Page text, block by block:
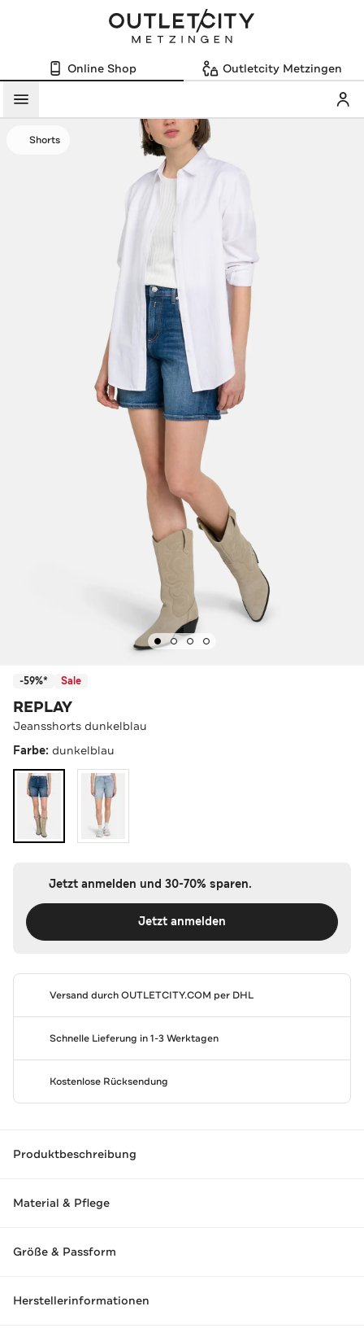
Online Shop Outletcity Metzingen
Menü
Shorts
-59%* Sale
REPLAY
Jeansshorts dunkelblau
Farbe: dunkelblau
Jetzt anmelden und 30-70% sparen.
Jetzt anmelden
Versand durchOUTLETCITY.COM per DHL
Schnelle Lieferung in 1-3 Werktagen
Kostenlose Rücksendung
Produktbeschreibung
Material & Pflege
Größe & Passform
Herstellerinformationen